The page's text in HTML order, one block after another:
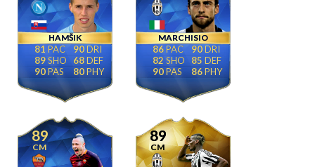
HAMŠIK
81
89
90
90
68
80
MARCHISIO
86
82
90
90
85
86
89
CM
89
CM